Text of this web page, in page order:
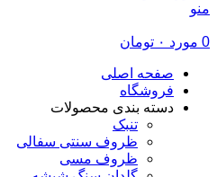
منو
0 مورد ۰ تومان
صفحه اصلی
فروشگاه
دسته بندی محصولات
تنبک
ظروف سنتی سفالی
ظروف مسی